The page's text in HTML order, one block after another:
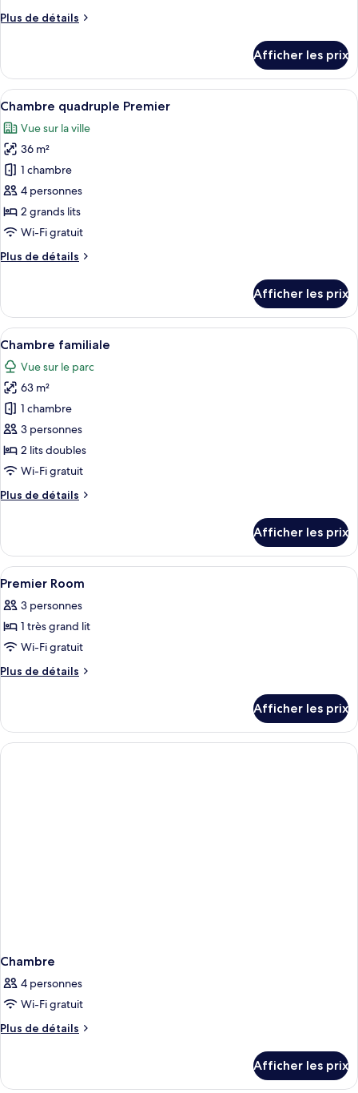
Chambre
très
grand
lit
Plus de détails
Plus
Chambre
Deluxe,
1
grand
lit
Afficher les prix
Afficher
toutes
les
photos
pour
ce
type
de
chambre :
Chambre
Une chambre d’hôtel avec deux
7
Chambre quadruple Premier
Vue sur la ville
36 m²
1 chambre
4 personnes
2 grands lits
Wi-Fi gratuit
Plus de détails
Plus
Chambre
quadruple
Premier
Afficher les prix
Afficher
toutes
les
photos
pour
ce
type
de
chambre :
Chambre
Une chambre d’hôtel moderne
5
Chambre familiale
Vue sur le parc
63 m²
1 chambre
3 personnes
2 lits doubles
Wi-Fi gratuit
Plus de détails
Plus
Chambre
familiale
Afficher les prix
Afficher
toutes
les
photos
pour
ce
chambre :
Premier
Room
Minibar, coffre-fort, bureau, rideaux
4
Premier Room
3 personnes
1 très grand lit
Wi-Fi gratuit
Plus de détails
Plus
Premier
Room
Afficher les prix
Chambre
4 personnes
Wi-Fi gratuit
Plus de détails
Plus
Chambre
Afficher les prix